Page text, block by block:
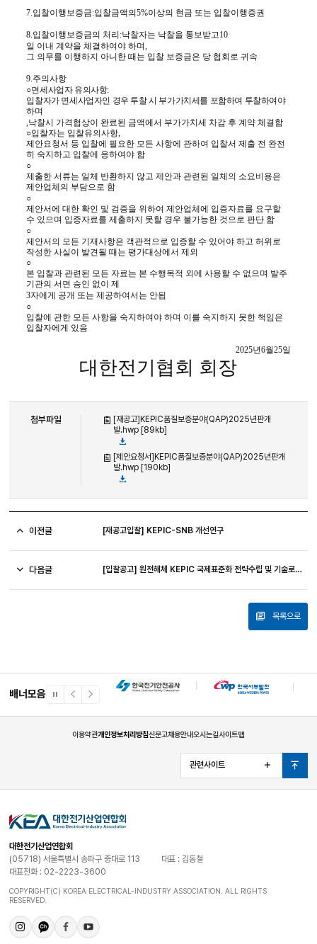
7.입찰이행보증금:입찰금액의5%이상의 현금 또는 입찰이행증권
8.입찰이행보증금의 처리:낙찰자는 낙찰을 통보받고10
일 이내 계약을 체결하여야 하며
그 의무를 이행하지 아니한 때는 입찰 보증금은 당 협회로 귀속
9.주의사항
○면세사업자 유의사항:
입찰자가 면세사업자인 경우 투찰 시 부가가치세를 포함하여 투찰하여야
하며
낙찰시 가격협상이 완료된 금액에서 부가가치세 차감 후 계약 체결함
○입찰자는 입찰유의사항,
제안요청서 등 입찰에 필요한 모든 사항에 관하여 입찰서 제출 전 완전
히 숙지하고 입찰에 응하여야 함
○
제출한 서류는 일체 반환하지 않고 제안과 관련된 일체의 소요비용은
제안업체의 부담으로 함
○
제안서에 대한 확인 및 검증을 위하여 제안업체에 입증자료를 요구할
수 있으며 입증자료를 제출하지 못할 경우 불가능한 것으로 판단 함
○
제안서의 모든 기재사항은 객관적으로 입증할 수 있어야 하고 허위로
작성한 사실이 발견될 때는 평가대상에서 제외
○
본 입찰과 관련된 모든 자료는 본 수행목적 외에 사용할 수 없으며 발주
기관의 서면 승인 없이 제
3자에게 공개 또는 제공하여서는 안됨
○
입찰에 관한 모든 사항을 숙지하여야 하며 이를 숙지하지 못한 책임은
입찰자에게 있음
2025년6월25일
대한전기협회 회장
첨부파일
[재공고]KEPIC품질보증분야(QAP)2025년판개
발.hwp [89kb]
[제안요청서]KEPIC품질보증분야(QAP)2025년판개
발.hwp [190kb]
이전글 [재공고입찰] KEPIC-SNB 개선연구
다음글 [입찰공고] 원전해체 KEPIC 국제표준화 전략수립 및 기술로드맵 개발
목록으로
배너모음
일
이
너
다
너
이용약관개인정보처리방침신문고채용안내오시는길사이트맵
관련사이트
열
기
맨
위
로
대한전기산업연합회
(05718) 서울특별시 송파구 중대로 113
대표 : 김동철
대표전화 : 02-2223-3600
COPYRIGHT(C) KOREA ELECTRICAL-INDUSTRY ASSOCIATION. ALL RIGHTS
RESERVED.
인
카
페
유